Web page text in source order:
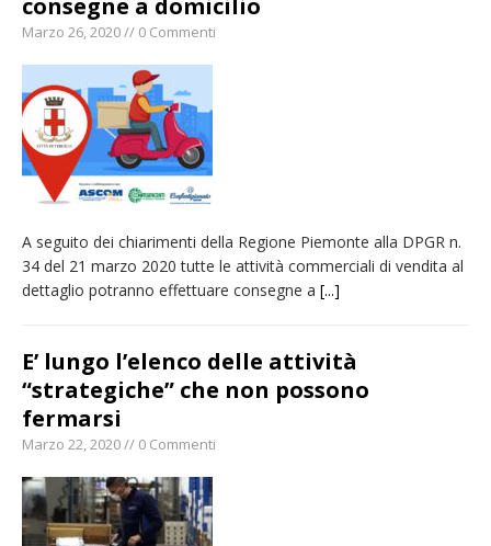
Marzo 26, 2020 // 0 Commenti
A seguito dei chiarimenti della Regione Piemonte alla DPGR n.
34 del 21 marzo 2020 tutte le attività commerciali di vendita al
dettaglio potranno effettuare consegne a [...]
E’ lungo l’elenco delle attività
“strategiche” che non possono
fermarsi
Marzo 22, 2020 // 0 Commenti